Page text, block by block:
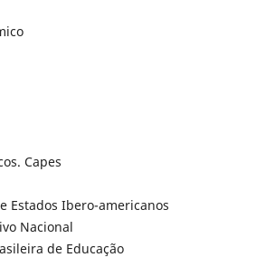
Capes
Estados Ibero-americanos
Nacional
de Educação